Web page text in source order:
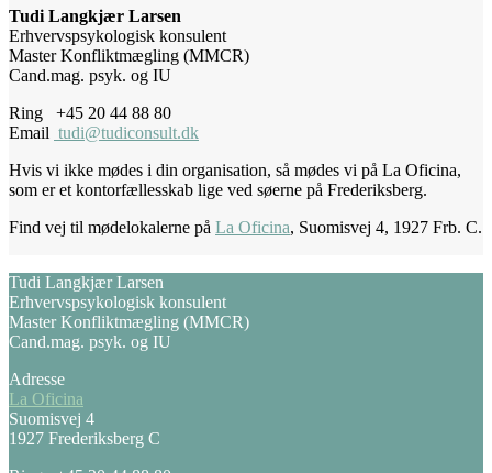
Tudi Langkjær Larsen
Erhvervspsykologisk konsulent
Master Konfliktmægling (MMCR)
Cand.mag. psyk. og IU
Ring +45 20 44 88 80
Email tudi@tudiconsult.dk
Hvis vi ikke mødes i din organisation, så mødes vi på La Oficina,
som er et kontorfællesskab lige ved søerne på Frederiksberg.
Find vej til mødelokalerne på La Oficina, Suomisvej 4, 1927 Frb. C.
Tudi Langkjær Larsen
Erhvervspsykologisk konsulent
Master Konfliktmægling (MMCR)
Cand.mag. psyk. og IU
Adresse
La Oficina
Suomisvej 4
1927 Frederiksberg C